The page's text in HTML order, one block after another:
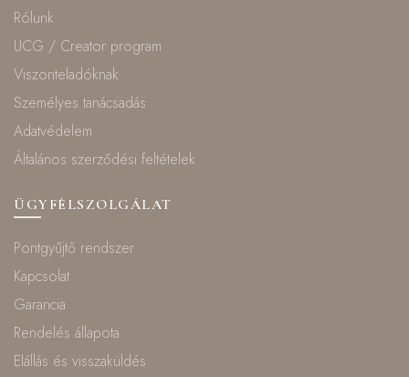
Rólunk
UCG / Creator program
Viszonteladóknak
Személyes tanácsadás
Adatvédelem
Általános szerződési feltételek
ÜGYFÉLSZOLGÁLAT
Pontgyűjtő rendszer
Kapcsolat
Garancia
Rendelés állapota
Elállás és visszaküldés